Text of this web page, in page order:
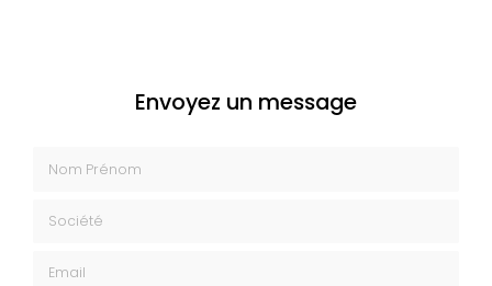
Envoyez un message